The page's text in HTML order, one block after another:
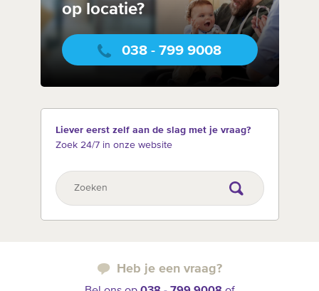
op locatie?
038 - 799 9008
Liever eerst zelf aan de slag met je vraag?
Zoek 24/7 in onze website
Heb je een vraag?